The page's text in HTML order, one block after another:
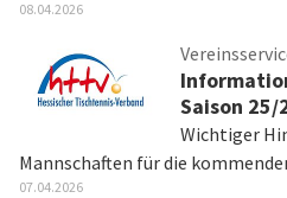
08.04.2026
Saison 25/
Wichtiger
Mannschaften für die
07.04.2026